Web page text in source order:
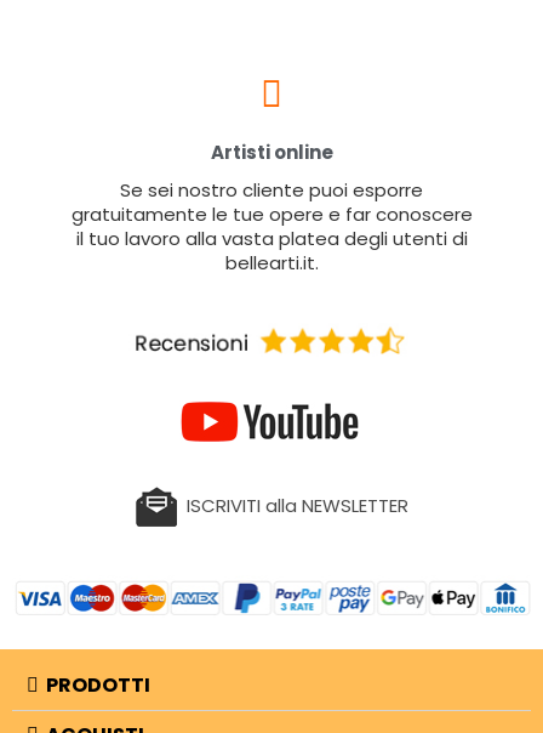
Artisti online
Se sei nostro cliente puoi esporre
gratuitamente le tue opere e far conoscere
il tuo lavoro alla vasta platea degli utenti di
bellearti.it.
ISCRIVITI alla NEWSLETTER
PRODOTTI